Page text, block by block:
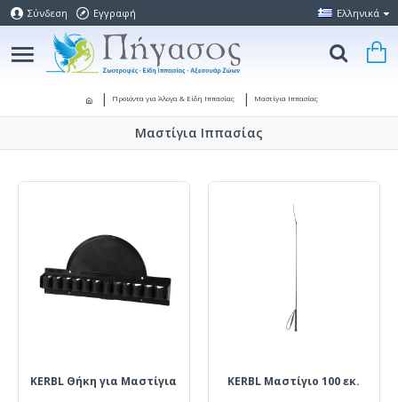
Σύνδεση Εγγραφή Ελληνικά
Προϊόντα για Άλογα & Είδη Ιππασίας Μαστίγια Ιππασίας
Μαστίγια Ιππασίας
KERBL Θήκη για Μαστίγια KERBL Μαστίγιο 100 εκ.